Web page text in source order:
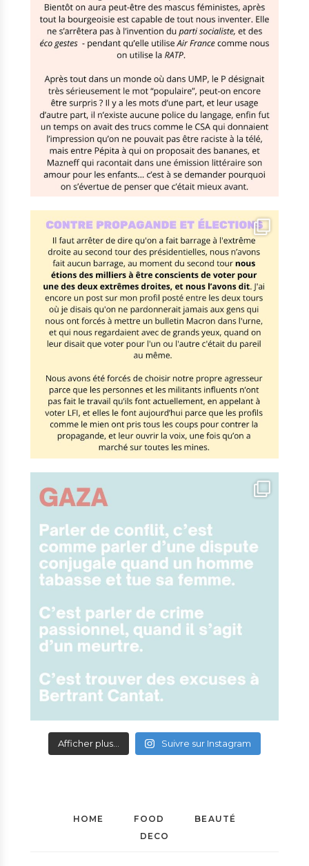
Afficher plus... Suivre sur Instagram
HOME FOOD
BEAUTÉ
DECO